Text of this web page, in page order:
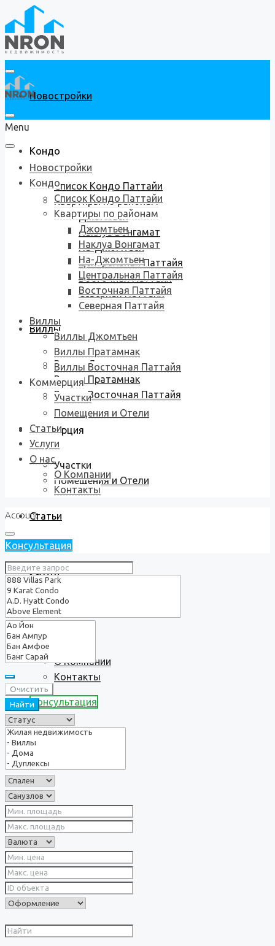
Новостройки
Кондо
Список Кондо Паттайи
Квартиры по районам
Джомтьен
Наклуа Вонгамат
На-Джомтьен
Центральная Паттайя
Восточная Паттайя
Северная Паттайя
Виллы
Виллы Джомтьен
Виллы Пратамнак
Виллы Восточная Паттайя
Коммерция
Участки
Помещения и Отели
Статьи
Услуги
О нас
О Компании
Контакты
Консультация
Menu
Новостройки
Кондо
Список Кондо Паттайи
Квартиры по районам
Джомтьен
Наклуа Вонгамат
На-Джомтьен
Центральная Паттайя
Восточная Паттайя
Северная Паттайя
Виллы
Виллы Джомтьен
Виллы Пратамнак
Виллы Восточная Паттайя
Коммерция
Участки
Помещения и Отели
Статьи
Услуги
О нас
О Компании
Контакты
Account
Консультация
Очистить
Найти